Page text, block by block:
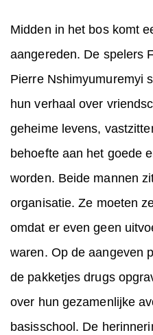
Midden in het bos komt
aangereden. De spelers
Pierre Nshimyumuremyi
hun verhaal over
geheime levens,
behoefte aan het goede
worden. Beide mannen
organisatie. Ze moeten
omdat er even geen
waren. Op de aangeven
de pakketjes drugs
over hun gezamenlijke
basisschool. De